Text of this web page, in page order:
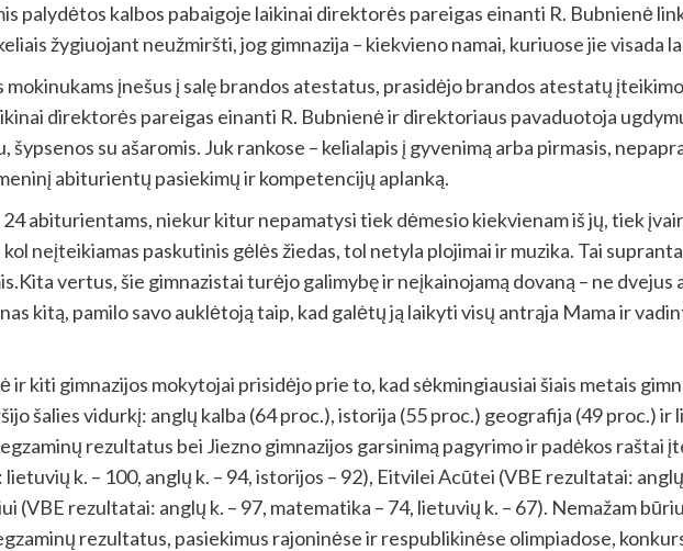
palydėtos kalbos pabaigoje laikinai direktorės pareigas einanti R. Bubnienė
žygiuojant neužmiršti, jog gimnazija – kiekvieno namai, kuriuose jie visada
mokinukams įnešus į salę brandos atestatus, prasidėjo brandos atestatų
direktorės pareigas einanti R. Bubnienė ir direktoriaus pavaduotoja
šypsenos su ašaromis. Juk rankose – kelialapis į gyvenimą arba pirmasis,
abiturientų pasiekimų ir kompetencijų aplanką.
abiturientams, niekur kitur nepamatysi tiek dėmesio kiekvienam iš jų, tiek
neįteikiamas paskutinis gėlės žiedas, tol netyla plojimai ir muzika. Tai
vertus, šie gimnazistai turėjo galimybę ir neįkainojamą dovaną – ne
kitą, pamilo savo auklėtoją taip, kad galėtų ją laikyti visų antrąja Mama ir
kiti gimnazijos mokytojai prisidėjo prie to, kad sėkmingiausiai šiais metais
šalies vidurkį: anglų kalba (64 proc.), istorija (55 proc.) geografija (49 proc.) ir
rezultatus bei Jiezno gimnazijos garsinimą pagyrimo ir padėkos raštai
k. – 100, anglų k. – 94, istorijos – 92), Eitvilei Acūtei (VBE rezultatai:
(VBE rezultatai: anglų k. – 97, matematika – 74, lietuvių k. – 67). Nemažam
rezultatus, pasiekimus rajoninėse ir respublikinėse olimpiadose,